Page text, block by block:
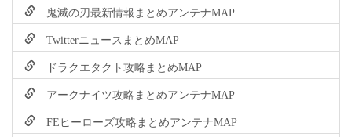
鬼滅の刃最新情報まとめアンテナMAP
TwitterニュースまとめMAP
ドラクエタクト攻略まとめMAP
アークナイツ攻略まとめアンテナMAP
FEヒーローズ攻略まとめアンテナMAP